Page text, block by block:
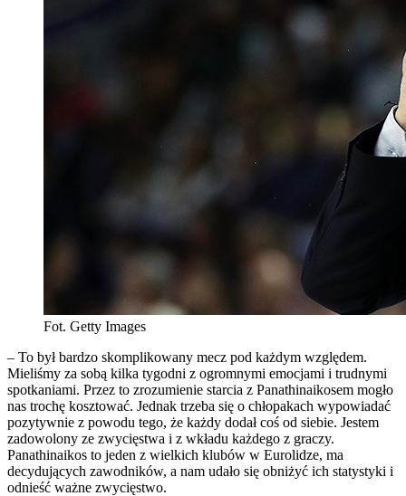
Fot. Getty Images
– To był bardzo skomplikowany mecz pod każdym względem.
Mieliśmy za sobą kilka tygodni z ogromnymi emocjami i trudnymi
spotkaniami. Przez to zrozumienie starcia z Panathinaikosem mogło
nas trochę kosztować. Jednak trzeba się o chłopakach wypowiadać
pozytywnie z powodu tego, że każdy dodał coś od siebie. Jestem
zadowolony ze zwycięstwa i z wkładu każdego z graczy.
Panathinaikos to jeden z wielkich klubów w Eurolidze, ma
decydujących zawodników, a nam udało się obniżyć ich statystyki i
odnieść ważne zwycięstwo.